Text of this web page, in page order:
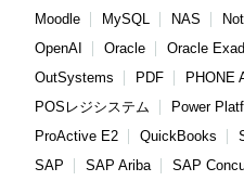
Moodle
MySQL NAS
OpenAI
Oracle Oracle
OutSystems
PDF PHONE
POSレジシステム
Power
ProActive E2
QuickBooks
SAP
SAP Ariba SAP